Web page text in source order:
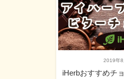
2019年8
iHerbおすすめチ